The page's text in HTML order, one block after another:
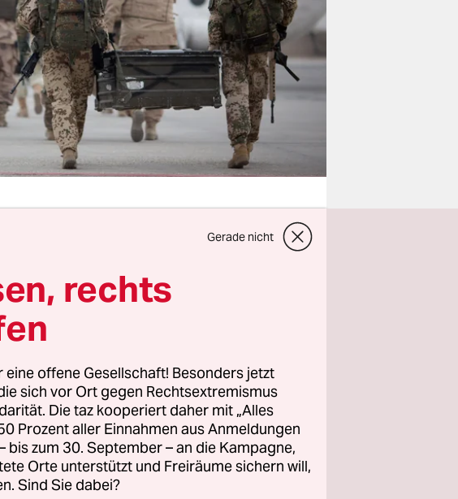
gewisse
und ihrer Truppe
dem die
Bericht zum
Naturschutzgebiet
ausgelöste
Gerade nicht
rechts
offene Gesellschaft! Besonders jetzt
sich vor Ort gegen Rechtsextremismus
Die taz kooperiert daher mit „Alles
Prozent aller Einnahmen aus Anmeldungen
bis zum 30. September – an die Kampagne,
Orte unterstützt und Freiräume sichern will,
Sind Sie dabei?